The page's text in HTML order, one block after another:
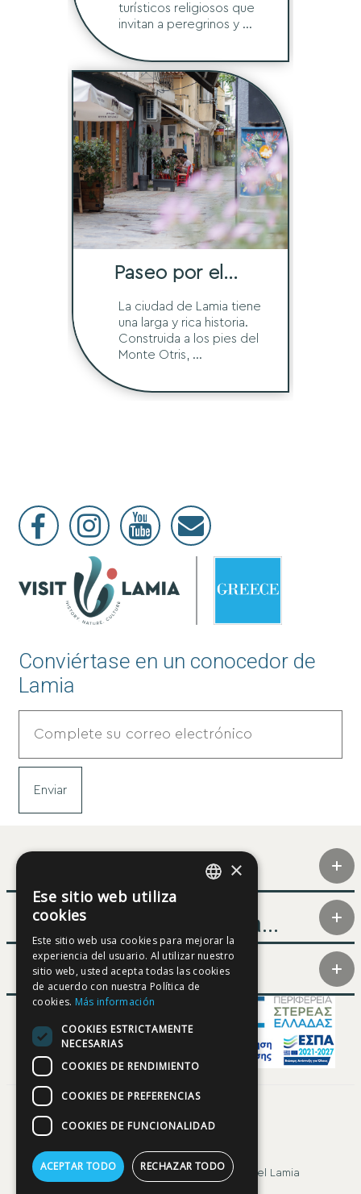
turísticos religiosos que
invitan a peregrinos y ...
Paseo por el
Centro Histórico
La ciudad de Lamia tiene
una larga y rica historia.
Construida a los pies del
Monte Otris, ...
Conviértase en un conocedor de
Lamia
Contacto
Aprender acerca...
Participantes
© Copyright DMS Lamia/ Municipio del Lamia
GREEK
FRENCH
GERMAN
×
Ese sitio web utiliza
cookies
Este sitio web usa cookies para mejorar la
experiencia del usuario. Al utilizar nuestro
sitio web, usted acepta todas las cookies
de acuerdo con nuestra Política de
cookies. Más información
COOKIES ESTRICTAMENTE
NECESARIAS
COOKIES DE RENDIMIENTO
COOKIES DE PREFERENCIAS
COOKIES DE FUNCIONALIDAD
ACEPTAR TODO RECHAZAR TODO